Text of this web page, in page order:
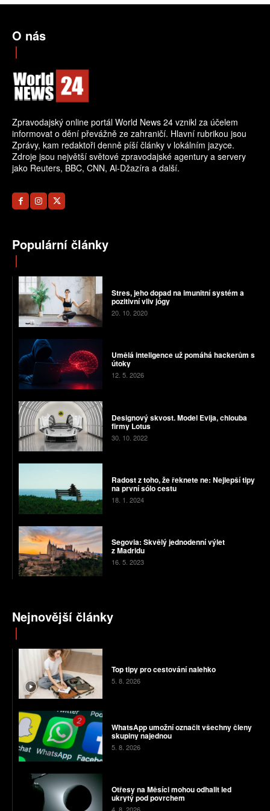
O nás
Zpravodajský online portál World News 24 vznikl za účelem
informovat o dění převážně ze zahraničí. Hlavní rubrikou jsou
Zprávy, kam redaktoři denně píší články v lokálním jazyce.
Zdroje jsou největší světové zpravodajské agentury a servery
jako Reuters, BBC, CNN, Al-Džazíra a další.
Populární články
Stres, jeho dopad na imunitní systém a
pozitivní vliv jógy
20. 10. 2020
Umělá inteligence už pomáhá hackerům s
útoky
12. 5. 2026
Designový skvost. Model Evija, chlouba
firmy Lotus
30. 10. 2022
Radost z toho, že řeknete ne: Nejlepší tipy
na první sólo cestu
18. 1. 2024
Segovia: Skvělý jednodenní výlet
z Madridu
16. 5. 2023
Nejnovější články
Top tipy pro cestování nalehko
5. 8. 2026
WhatsApp umožní označit všechny členy
skupiny najednou
5. 8. 2026
Otřesy na Měsíci mohou odhalit led
ukrytý pod povrchem